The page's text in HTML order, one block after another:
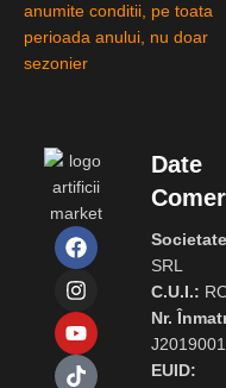
anumite conditii, pe toata
perioada anului, nu doar
sezonier
Date
SRL
C.U.I.:
Nr.
EUID: